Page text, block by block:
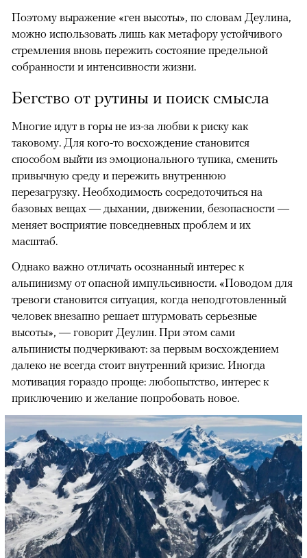
Поэтому выражение «ген высоты», по словам Деулина,
можно использовать лишь как метафору устойчивого
стремления вновь пережить состояние предельной
собранности и интенсивности жизни.
Бегство от рутины и поиск смысла
Многие идут в горы не из-за любви к риску как
таковому. Для кого-то восхождение становится
способом выйти из эмоционального тупика, сменить
привычную среду и пережить внутреннюю
перезагрузку. Необходимость сосредоточиться на
базовых вещах — дыхании, движении, безопасности —
меняет восприятие повседневных проблем и их
масштаб.
Однако важно отличать осознанный интерес к
альпинизму от опасной импульсивности. «Поводом для
тревоги становится ситуация, когда неподготовленный
человек внезапно решает штурмовать серьезные
высоты», — говорит Деулин. При этом сами
альпинисты подчеркивают: за первым восхождением
далеко не всегда стоит внутренний кризис. Иногда
мотивация гораздо проще: любопытство, интерес к
приключению и желание попробовать новое.